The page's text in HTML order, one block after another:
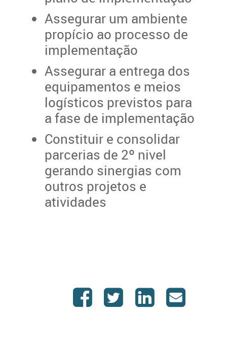
Assegurar um ambiente
propício ao processo de
implementação
Assegurar a entrega dos
equipamentos e meios
logísticos previstos para
a fase de implementação
Constituir e consolidar
parcerias de 2º nivel
gerando sinergias com
outros projetos e
atividades